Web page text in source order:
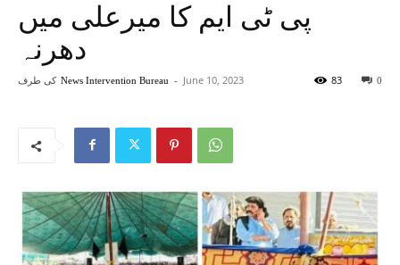
پی ٹی ایم کا میرعلی میں
دھرنہ
کی طرف News Intervention Bureau - June 10, 2023 0
83